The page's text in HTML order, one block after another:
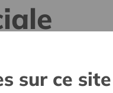
sur ce site